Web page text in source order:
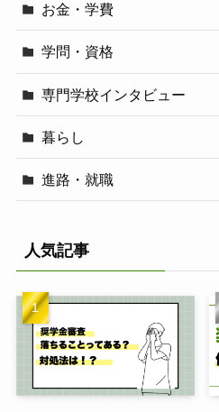
お金・学費
学問・資格
専門学校インタビュー
暮らし
進路・就職
人気記事